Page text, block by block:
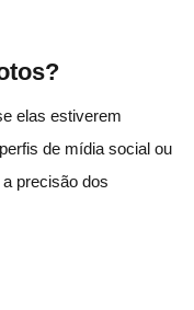
elas estiverem
de mídia social ou
precisão dos